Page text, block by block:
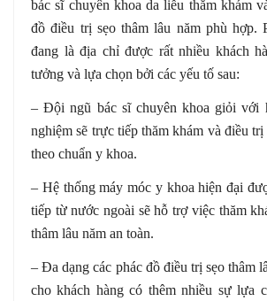
bác sĩ chuyên khoa da liễu thăm khám
đồ điều trị sẹo thâm lâu năm phù hợp.
đang là địa chỉ được rất nhiều khách
tưởng và lựa chọn bởi các yếu tố sau:
– Đội ngũ bác sĩ chuyên khoa giỏi với
nghiệm sẽ trực tiếp thăm khám và điều trị
theo chuẩn y khoa.
– Hệ thống máy móc y khoa hiện đại
tiếp từ nước ngoài sẽ hỗ trợ việc thăm
thâm lâu năm an toàn.
– Đa dạng các phác đồ điều trị sẹo thâm
cho khách hàng có thêm nhiều sự lựa